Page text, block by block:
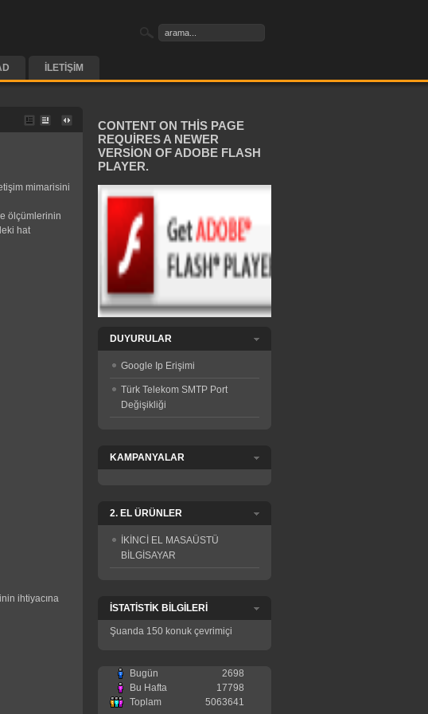
İLETIŞIM
mimarisini
ölçümlerinin
hat
ihtiyacına
CONTENT ON THIS PAGE
REQUIRES A NEWER
VERSION OF ADOBE FLASH
PLAYER.
DUYURULAR
Google Ip Erişimi
Türk Telekom SMTP Port
Değişikliği
KAMPANYALAR
2. EL ÜRÜNLER
İKİNCİ EL MASAÜSTÜ
BİLGİSAYAR
İSTATİSTİK BİLGİLERİ
Şuanda 150 konuk çevrimiçi
Bugün
2698
Bu Hafta
17798
Toplam
5063641